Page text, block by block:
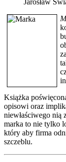
Książka
opisowi oraz
niewłaściwego nią
marka to nie tylko
który aby firma
szczeblu.